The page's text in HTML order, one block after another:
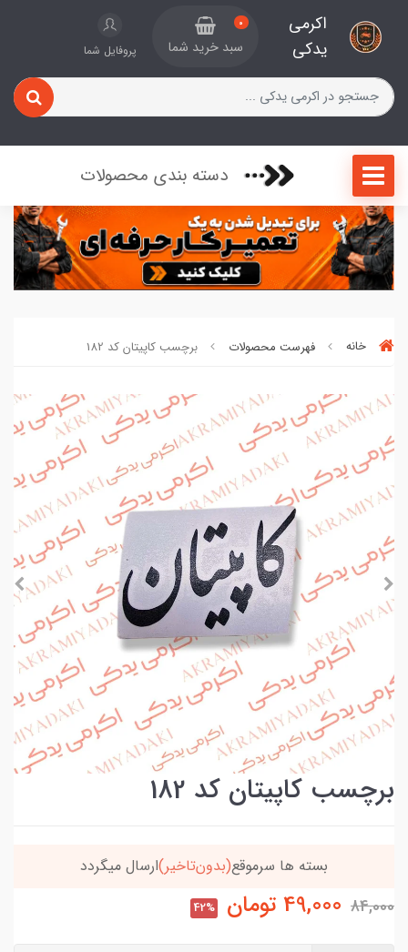
اکرمی
یدکی
0
سبد خرید شما پروفایل شما
دسته بندی محصولات
خانه فهرست محصولات برچسب کاپیتان کد 182
برچسب کاپیتان کد 182
بسته ها سرموقع(بدون‌تاخیر)ارسال میگردد
84,000
49,000 تومان 42%